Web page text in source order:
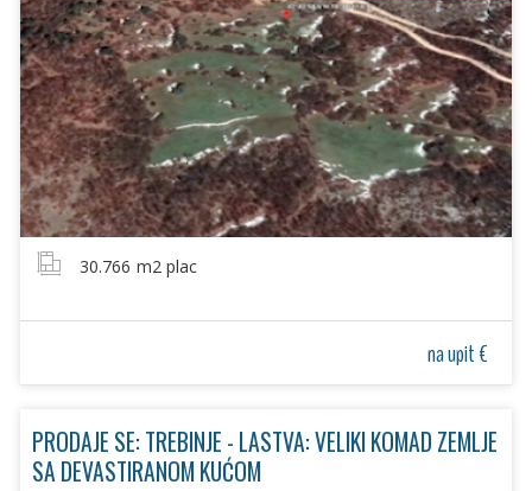
30.766 m2 plac
na upit €
PRODAJE SE: TREBINJE - LASTVA: VELIKI KOMAD ZEMLJE
SA DEVASTIRANOM KUĆOM